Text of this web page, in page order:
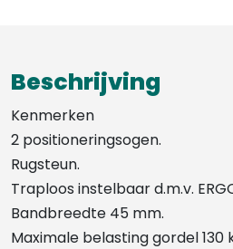
Beschrijving
Kenmerken
2 positioneringsogen.
Rugsteun.
Traploos instelbaar d.m.v.
Bandbreedte 45 mm.
Maximale belasting gordel 130